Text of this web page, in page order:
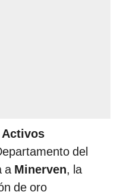
del
a Minerven, la
de oro